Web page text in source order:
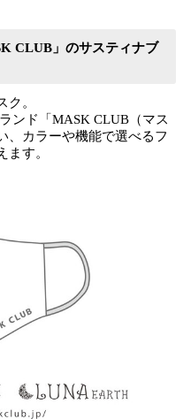
CLUB」のサスティナブ
ク。
ンド「MASK CLUB（マス
、カラーや機能で選べるフ
ます。